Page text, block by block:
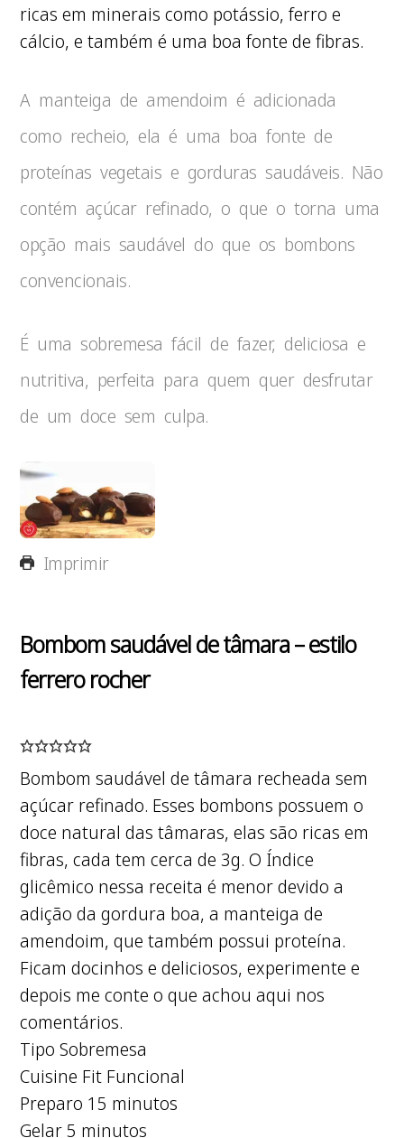
ricas em minerais como potássio, ferro e
cálcio, e também é uma boa fonte de fibras.
A manteiga de amendoim é adicionada
como recheio, ela é uma boa fonte de
proteínas vegetais e gorduras saudáveis. Não
contém açúcar refinado, o que o torna uma
opção mais saudável do que os bombons
convencionais.
É uma sobremesa fácil de fazer, deliciosa e
nutritiva, perfeita para quem quer desfrutar
de um doce sem culpa.
Imprimir
Bombom saudável de tâmara – estilo
ferrero rocher
Bombom saudável de tâmara recheada sem
açúcar refinado. Esses bombons possuem o
doce natural das tâmaras, elas são ricas em
fibras, cada tem cerca de 3g. O Índice
glicêmico nessa receita é menor devido a
adição da gordura boa, a manteiga de
amendoim, que também possui proteína.
Ficam docinhos e deliciosos, experimente e
depois me conte o que achou aqui nos
comentários.
TipoSobremesa
Cuisine Fit Funcional
Preparo 15 minutos
minutos
Gelar5 minutos
minutos